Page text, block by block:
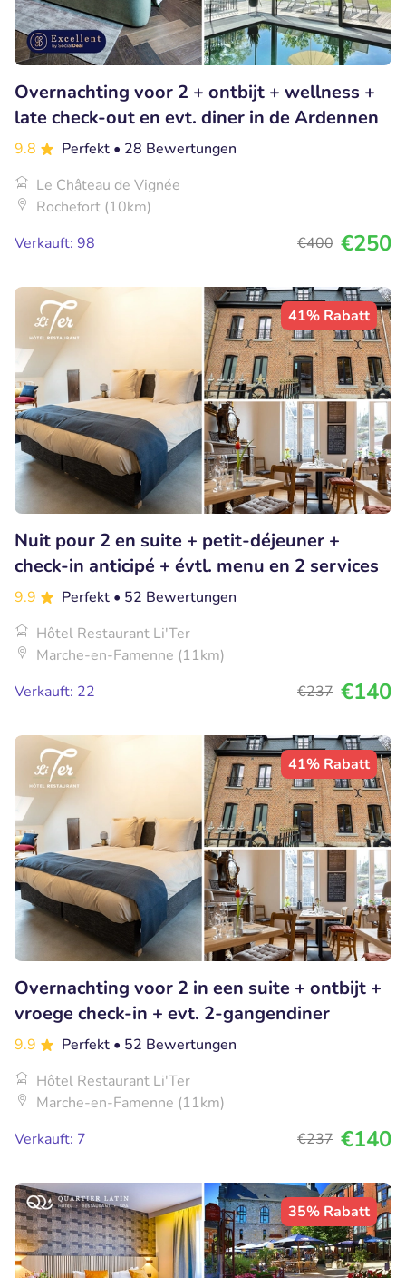
Overnachting voor 2 + ontbijt + wellness +
late check-out en evt. diner in de Ardennen
9.8 Perfekt • 28 Bewertungen
Le Château de Vignée
Rochefort (10km)
Verkauft: 98
€400 €250
41% Rabatt
Nuit pour 2 en suite + petit-déjeuner +
check-in anticipé + évtl. menu en 2 services
9.9 Perfekt • 52 Bewertungen
Hôtel Restaurant Li'Ter
Marche-en-Famenne (11km)
Verkauft: 22
€237 €140
41% Rabatt
Overnachting voor 2 in een suite + ontbijt +
vroege check-in + evt. 2-gangendiner
9.9 Perfekt • 52 Bewertungen
Hôtel Restaurant Li'Ter
Marche-en-Famenne (11km)
Verkauft: 7
€237 €140
35% Rabatt